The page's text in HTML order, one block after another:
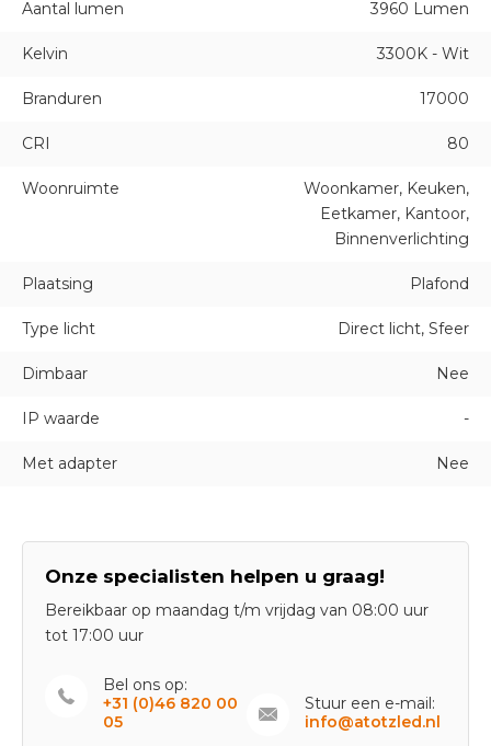
Aantal lumen 3960 Lumen
Kelvin 3300K - Wit
Branduren 17000
CRI 80
Woonruimte
Woonkamer, Keuken,
Eetkamer, Kantoor,
Binnenverlichting
Plaatsing Plafond
Type licht Direct licht, Sfeer
Dimbaar Nee
IP waarde -
Met adapter Nee
Onze specialisten helpen u graag!
Bereikbaar op maandag t/m vrijdag van 08:00 uur
tot 17:00 uur
Bel ons op:
+31 (0)46 820 00
05
Stuur een e-mail:
info@atotzled.nl